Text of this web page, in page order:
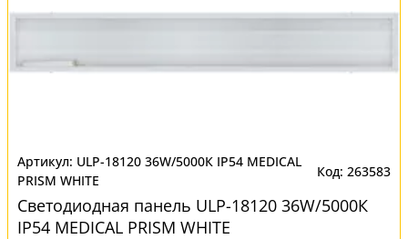
ULP-18120 36W/5000К IP54 MEDICAL
PRISM WHITE
263583
Светодиодная панель ULP-18120 36W/5000К
IP54 MEDICAL PRISM WHITE